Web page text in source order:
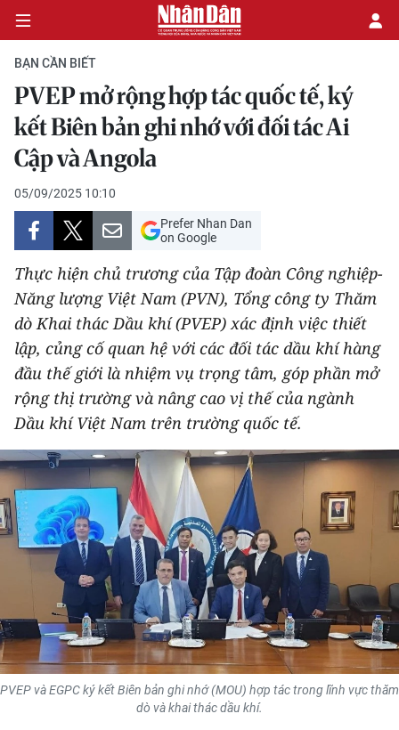
CHÍNH TRỊ
KINH TẾ
VĂN HÓA
XÃ HỘI
PHÁP LUẬT
DU LỊCH
THẾ GIỚI
THỂ THAO
GIÁO DỤC
Y TẾ
KHOA HỌC - CÔNG NGHỆ
MÔI TRƯỜNG
BẠN ĐỌC
KIỂM CHỨNG THÔNG TIN
BẠN CẦN BIẾT
PVEP mở rộng hợp tác quốc tế, ký
kết Biên bản ghi nhớ với đối tác Ai
Cập và Angola
05/09/2025 10:10
Prefer Nhan Dan
on Google
Thực hiện chủ trương của Tập đoàn Công nghiệp-
Năng lượng Việt Nam (PVN), Tổng công ty Thăm
dò Khai thác Dầu khí (PVEP) xác định việc thiết
lập, củng cố quan hệ với các đối tác dầu khí hàng
đầu thế giới là nhiệm vụ trọng tâm, góp phần mở
rộng thị trường và nâng cao vị thế của ngành
Dầu khí Việt Nam trên trường quốc tế.
PVEP và EGPC ký kết Biên bản ghi nhớ (MOU) hợp tác trong lĩnh vực thăm
dò và khai thác dầu khí.